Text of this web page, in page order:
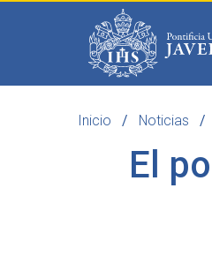
Inicio Noticias
El